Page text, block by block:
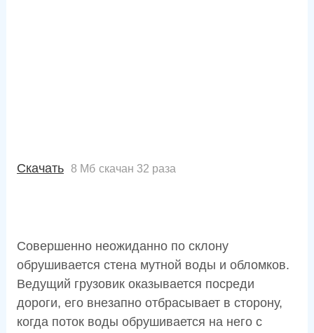
Скачать 8 Мб скачан 32 раза
Совершенно неожиданно по склону
обрушивается стена мутной воды и обломков.
Ведущий грузовик оказывается посреди
дороги, его внезапно отбрасывает в сторону,
когда поток воды обрушивается на него с